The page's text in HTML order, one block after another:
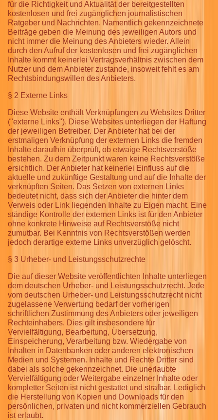
für die Richtigkeit und Aktualität der bereitgestellten
kostenlosen und frei zugänglichen journalistischen
Ratgeber und Nachrichten. Namentlich gekennzeichnete
Beiträge geben die Meinung des jeweiligen Autors und
nicht immer die Meinung des Anbieters wieder. Allein
durch den Aufruf der kostenlosen und frei zugänglichen
Inhalte kommt keinerlei Vertragsverhältnis zwischen dem
Nutzer und dem Anbieter zustande, insoweit fehlt es am
Rechtsbindungswillen des Anbieters.
§ 2 Externe Links
Diese Website enthält Verknüpfungen zu Websites Dritter
("externe Links"). Diese Websites unterliegen der Haftung
der jeweiligen Betreiber. Der Anbieter hat bei der
erstmaligen Verknüpfung der externen Links die fremden
Inhalte daraufhin überprüft, ob etwaige Rechtsverstöße
bestehen. Zu dem Zeitpunkt waren keine Rechtsverstöße
ersichtlich. Der Anbieter hat keinerlei Einfluss auf die
aktuelle und zukünftige Gestaltung und auf die Inhalte der
verknüpften Seiten. Das Setzen von externen Links
bedeutet nicht, dass sich der Anbieter die hinter dem
Verweis oder Link liegenden Inhalte zu Eigen macht. Eine
ständige Kontrolle der externen Links ist für den Anbieter
ohne konkrete Hinweise auf Rechtsverstöße nicht
zumutbar. Bei Kenntnis von Rechtsverstößen werden
jedoch derartige externe Links unverzüglich gelöscht.
§ 3 Urheber- und Leistungsschutzrechte
Die auf dieser Website veröffentlichten Inhalte unterliegen
dem deutschen Urheber- und Leistungsschutzrecht. Jede
vom deutschen Urheber- und Leistungsschutzrecht nicht
zugelassene Verwertung bedarf der vorherigen
schriftlichen Zustimmung des Anbieters oder jeweiligen
Rechteinhabers. Dies gilt insbesondere für
Vervielfältigung, Bearbeitung, Übersetzung,
Einspeicherung, Verarbeitung bzw. Wiedergabe von
Inhalten in Datenbanken oder anderen elektronischen
Medien und Systemen. Inhalte und Rechte Dritter sind
dabei als solche gekennzeichnet. Die unerlaubte
Vervielfältigung oder Weitergabe einzelner Inhalte oder
kompletter Seiten ist nicht gestattet und strafbar. Lediglich
die Herstellung von Kopien und Downloads für den
persönlichen, privaten und nicht kommerziellen Gebrauch
ist erlaubt.